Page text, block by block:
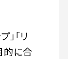
「リ
的に合